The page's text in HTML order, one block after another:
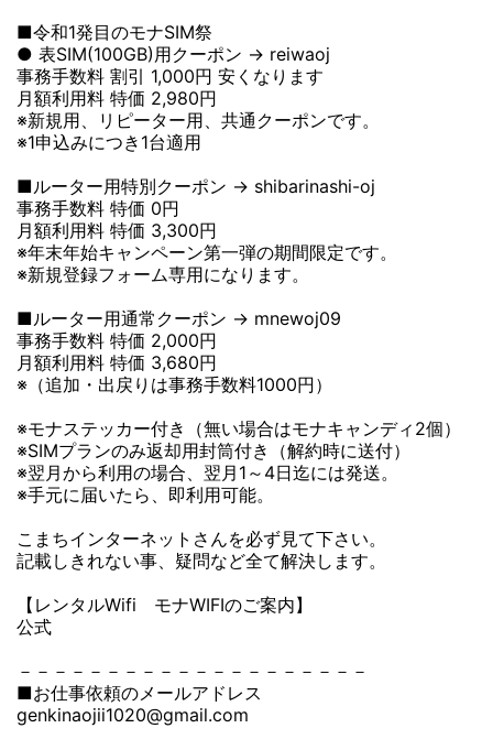
■令和1発目のモナSIM祭
● 表SIM(100GB)用クーポン → reiwaoj
事務手数料 割引 1,000円 安くなります
月額利用料 特価 2,980円
※新規用、リピーター用、共通クーポンです。
※1申込みにつき1台適用
■ルーター用特別クーポン → shibarinashi-oj
事務手数料 特価 0円
月額利用料 特価 3,300円
※年末年始キャンペーン第一弾の期間限定です。
※新規登録フォーム専用になります。
■ルーター用通常クーポン → mnewoj09
事務手数料 特価 2,000円
月額利用料 特価 3,680円
※（追加・出戻りは事務手数料1000円）
※モナステッカー付き（無い場合はモナキャンディ2個）
※SIMプランのみ返却用封筒付き（解約時に送付）
※翌月から利用の場合、翌月1～4日迄には発送。
※手元に届いたら、即利用可能。
こまちインターネットさんを必ず見て下さい。
記載しきれない事、疑問など全て解決します。
【レンタルWifi モナWIFIのご案内】
公式
－－－－－－－－－－－－－－－－－－－－
■お仕事依頼のメールアドレス
genkinaojii1020@gmail.com